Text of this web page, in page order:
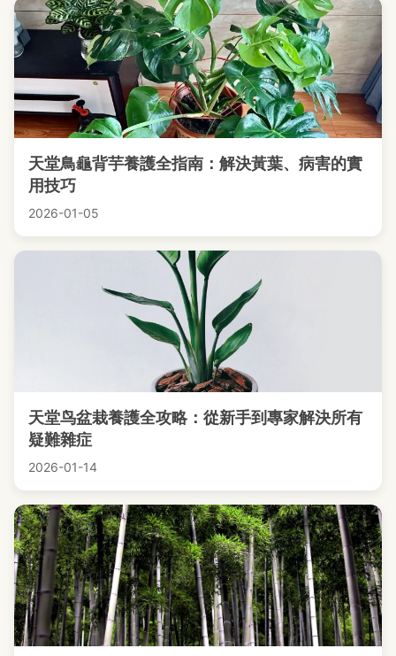
天堂鳥龜背芋養護全指南：解決黃葉、病害的實
用技巧
2026-01-05
天堂鸟盆栽養護全攻略：從新手到專家解決所有
疑難雜症
2026-01-14